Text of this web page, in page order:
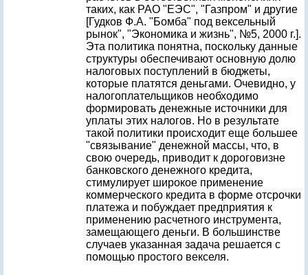
таких, как РАО "ЕЭС", "Газпром" и другие
[Гудков Ф.А. "Бомба" под вексельный
рынок", "Экономика и жизнь", №5, 2000 г.].
Эта политика понятна, поскольку данные
структуры обеспечивают основную долю
налоговых поступлений в бюджеты,
которые платятся деньгами. Очевидно, у
налогоплательщиков необходимо
формировать денежные источники для
уплаты этих налогов. Но в результате
такой политики происходит еще большее
"связывание" денежной массы, что, в
свою очередь, приводит к дороговизне
банковского денежного кредита,
стимулирует широкое применение
коммерческого кредита в форме отсрочки
платежа и побуждает предприятия к
применению расчетного инструмента,
замещающего деньги. В большинстве
случаев указанная задача решается с
помощью простого векселя.